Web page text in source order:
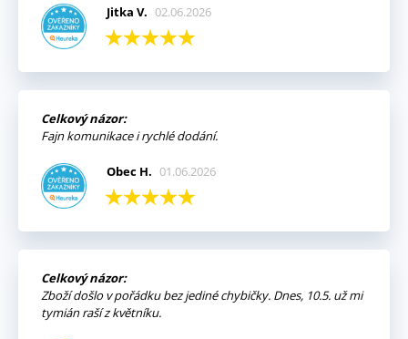
Jitka V. 02.06.2026
Celkový názor:
Fajn komunikace i rychlé dodání.
Obec H. 01.06.2026
Celkový názor:
Zboží došlo v pořádku bez jediné chybičky. Dnes, 10.5. už mi
tymián raší z květníku.